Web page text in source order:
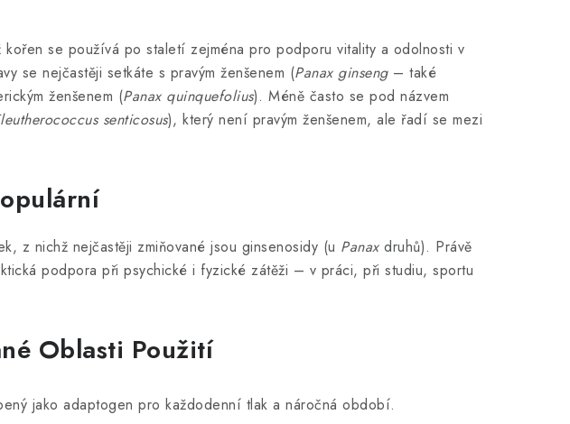
se používá po staletí zejména pro podporu vitality a odolnosti v
se nejčastěji setkáte s pravým ženšenem (Panax ginseng– také
ženšenem (Panax quinquefolius). Méně často se pod názvem
senticosus), který není pravým ženšenem, ale řadí se mezi
z nichž nejčastěji zmiňované jsou ginsenosidy (u Panaxdruhů). Právě
podpora při psychické i fyzické zátěži – v práci, při studiu, sportu
Oblasti Použití
jako adaptogen pro každodenní tlak a náročná období.